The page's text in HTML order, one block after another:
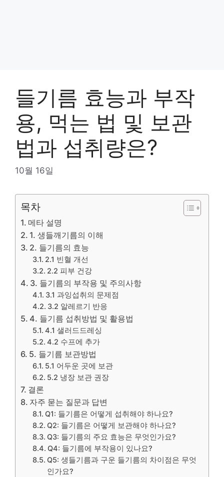
들기름 효능과 부작
용, 먹는 법 및 보관
법과 섭취량은?
10월 16일
목차
메타 설명
1. 생들깨기름의 이해
2. 들기름의 효능
2.1 빈혈 개선
2.2 피부 건강
3. 들기름의 부작용 및 주의사항
3.1 과잉섭취의 문제점
3.2 알레르기 반응
4. 들기름 섭취방법 및 활용법
4.1 샐러드드레싱
4.2 수프에 추가
5. 들기름 보관방법
5.1 어두운 곳에 보관
5.2 냉장 보관 권장
결론
자주 묻는 질문과 답변
Q1: 들기름은 어떻게 섭취해야 하나요?
Q2: 들기름은 어떻게 보관해야 하나요?
Q3: 들기름의 주요 효능은 무엇인가요?
Q4: 들기름에 부작용이 있나요?
Q5: 생들기름과 구운 들기름의 차이점은 무엇
인가요?